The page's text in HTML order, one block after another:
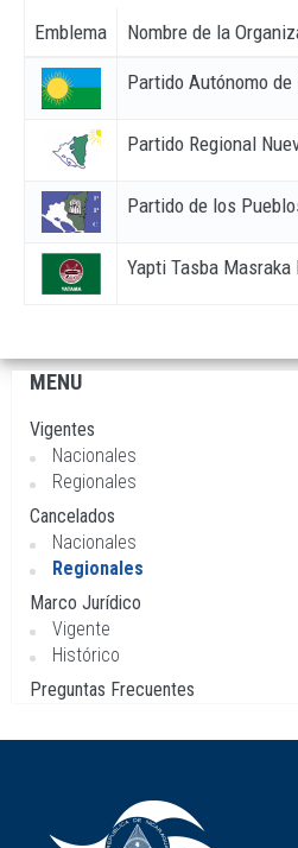
Emblema Nombre de la
Partido Autónomo de
Partido Regional
Partido de los
Yapti Tasba Masraka
Navegación
principal
MENU
Vigentes
Nacionales
Regionales
Cancelados
Nacionales
Regionales
Marco Jurídico
Vigente
Histórico
Preguntas Frecuentes